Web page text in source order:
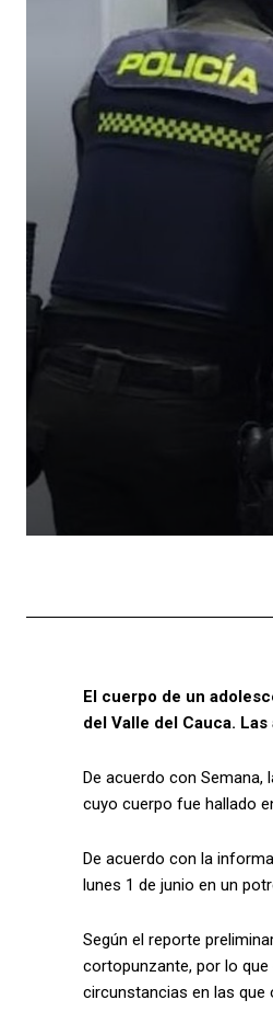
El cuerpo de un
del Valle del Cauca.
De acuerdo con Semana,
cuyo cuerpo fue hallado
De acuerdo con la
lunes 1 de junio en un
Según el reporte
cortopunzante, por lo
circunstancias en las que